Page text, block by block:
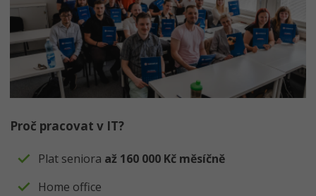
WordPress specialista
SEO specialista
Umělá inteligence (AI)
Pro děti
Více
Windows
Linux
Sítě
Fórum
Proč pracovat v IT?
Plat seniora až 160 000 Kč měsíčně
Home office